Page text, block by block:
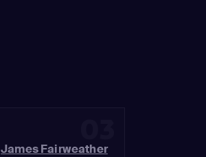
James Fairweather